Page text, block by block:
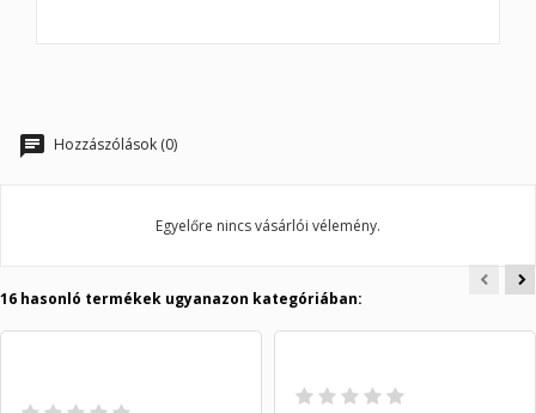
Hozzászólások (0)
Egyelőre nincs vásárlói vélemény.
16 hasonló termékek ugyanazon kategóriában: